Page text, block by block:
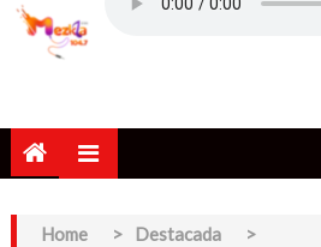
Home > Destacada
>